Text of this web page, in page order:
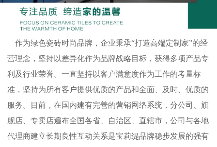
作为绿色瓷砖时尚品牌，企业秉承“打造高端定制家”的经
营理念，坚持以差异化作为品牌战略目标，获得多项产品专
利及行业荣誉。一直坚持以客户满意度作为工作的考量标
准，坚持为所有客户提供优质的产品和全面、及时、优质的
服务。目前，在国内建有完善的营销网络系统，分公司、旗
舰店、专卖店遍布全国各省、自治区、直辖市，公司与各地
代理商建立长期良性互动关系是宝莉缇品牌稳步发展的强有